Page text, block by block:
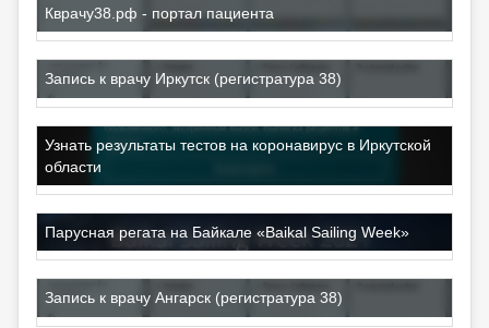
Кврачу38.рф - портал пациента
Запись к врачу Иркутск (регистратура 38)
Узнать результаты тестов на коронавирус в Иркутской
области
Парусная регата на Байкале «Baikal Sailing Week»
Запись к врачу Ангарск (регистратура 38)